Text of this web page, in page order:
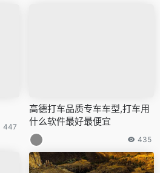
447
高德打车品质专车车型,打车用
什么软件最好最便宜
435